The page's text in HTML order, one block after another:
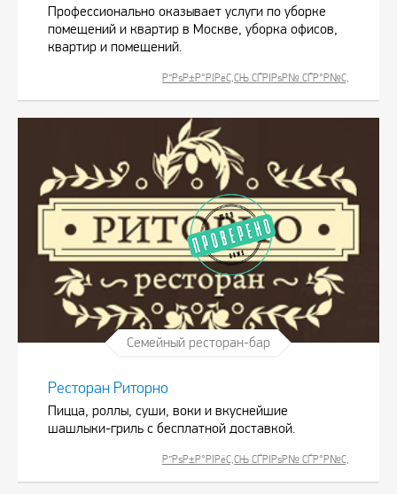
Профессионально оказывает услуги по уборке
помещений и квартир в Москве, уборка офисов,
квартир и помещений.
Р”РѕР±Р°РІРёС‚СЊ СЃРІРѕР№ СЃР°Р№С‚
Семейный ресторан-бар
Ресторан Риторно
Пицца, роллы, суши, воки и вкуснейшие
шашлыки-гриль с бесплатной доставкой.
Р”РѕР±Р°РІРёС‚СЊ СЃРІРѕР№ СЃР°Р№С‚